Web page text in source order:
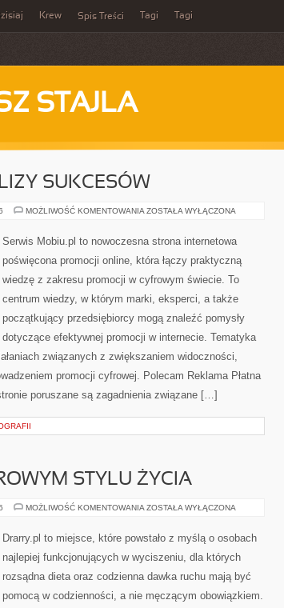
Krew Spis Treści Tagi Tagi
STAJLA
SUKCESÓW
MOŻLIWOŚĆ KOMENTOWANIA CASE
ANALIZY
SUKCESÓW
ZOSTAŁA WYŁĄCZONA
Serwis Mobiu.pl to nowoczesna strona internetowa
poświęcona promocji online, która łączy praktyczną
wiedzę z zakresu promocji w cyfrowym świecie. To
centrum wiedzy, w którym marki, eksperci, a także
początkujący przedsiębiorcy mogą znaleźć pomysły
dotyczące efektywnej promocji w internecie. Tematyka
związanych z zwiększaniem widoczności,
promocji cyfrowej. Polecam Reklama Płatna
poruszane są zagadnienia związane […]
STYLU ŻYCIA
MOŻLIWOŚĆ KOMENTOWANIA MINIMALIZM
STYLU
ŻYCIA
ZOSTAŁA WYŁĄCZONA
Drarry.pl to miejsce, które powstało z myślą o osobach
najlepiej funkcjonujących w wyciszeniu, dla których
rozsądna dieta oraz codzienna dawka ruchu mają być
pomocą w codzienności, a nie męczącym obowiązkiem.